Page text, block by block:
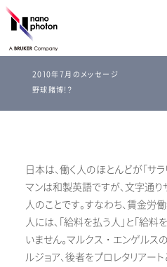
2010年7月のメッセージ
野球賭博!?
日本は、働く人のほとんどが「サ
マンは和製英語ですが、文字通り
人のことです。すなわち、賃金労
人には、「給料を払う人」と「給
いません。マルクス・エンゲルス
ルジョア、後者をプロレタリアー